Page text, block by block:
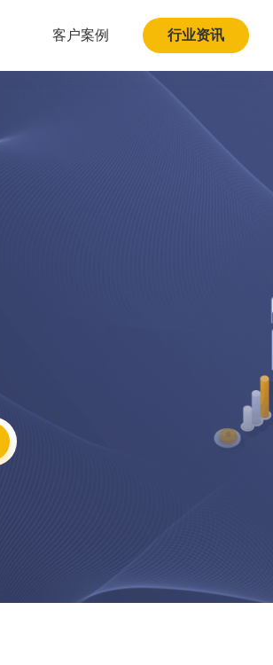
客户案例 行业资讯